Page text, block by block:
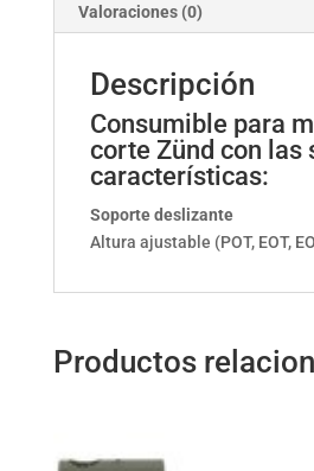
Valoraciones (0)
Descripción
Consumible para
corte Zünd con las
características:
Soporte deslizante
Altura ajustable (POT, EOT,
Productos